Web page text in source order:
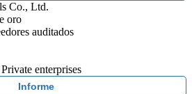
Co., Ltd.
oro
auditados
enterprises
Informe